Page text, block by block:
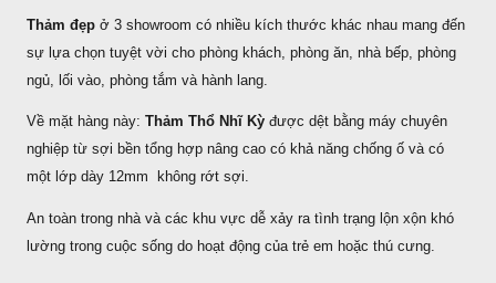
Thảm đẹp ở 3 showroom có nhiều kích thước khác nhau mang đến
sự lựa chọn tuyệt vời cho phòng khách, phòng ăn, nhà bếp, phòng
ngủ, lối vào, phòng tắm và hành lang.
Về mặt hàng này: Thảm Thổ Nhĩ Kỳ được dệt bằng máy chuyên
nghiệp từ sợi bền tổng hợp nâng cao có khả năng chống ố và có
một lớp dày 12mm không rớt sợi.
An toàn trong nhà và các khu vực dễ xảy ra tình trạng lộn xộn khó
lường trong cuộc sống do hoạt động của trẻ em hoặc thú cưng.